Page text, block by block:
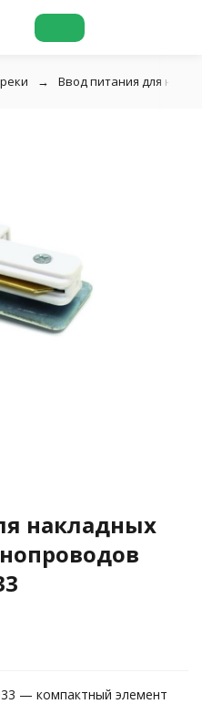
Ввод питания для
накладных
— компактный элемент